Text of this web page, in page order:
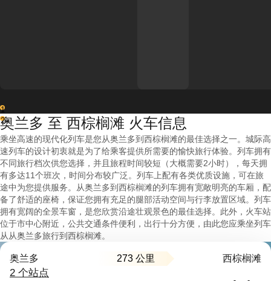
1
2
奥兰多 至 西棕榈滩 火车信息
乘坐高速的现代化列车是您从奥兰多到西棕榈滩的最佳选择之一。城际高
速列车的设计初衷就是为了给乘客提供所需要的愉快旅行体验。列车拥有
不同旅行档次供您选择，并且旅程时间较短（大概需要2小时），每天拥
有多达11个班次，时间分布较广泛。列车上配有各类优质设施，可在旅
途中为您提供服务。从奥兰多到西棕榈滩的列车拥有宽敞明亮的车厢，配
备了舒适的座椅，保证您拥有充足的腿部活动空间与行李放置区域。列车
拥有宽阔的全景车窗，是您欣赏沿途壮观景色的最佳选择。此外，火车站
位于市中心附近，公共交通条件便利，出行十分方便，由此您应乘坐列车
从从奥兰多旅行到西棕榈滩。
奥兰多 273 公里 西棕榈滩
2 个站点